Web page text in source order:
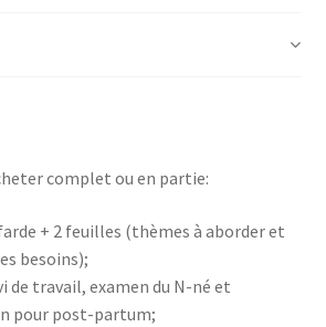
complet ou en partie:
+ 2 feuilles (thèmes à aborder et
besoins);
de travail, examen du N-né et
pour post-partum;